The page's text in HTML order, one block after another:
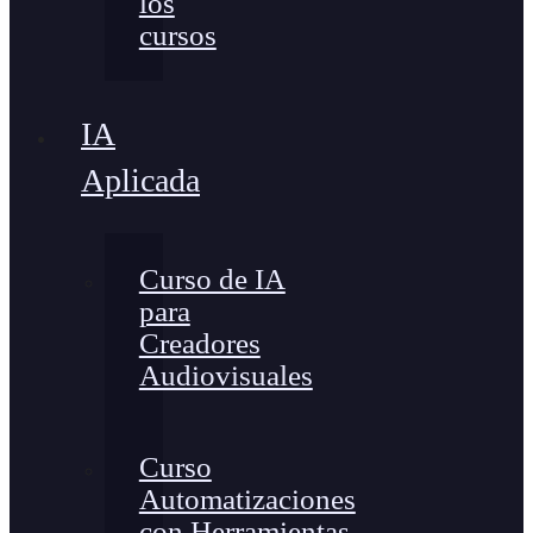
cursos
IA
Aplicada
Curso de IA
para
Creadores
Audiovisuales
Curso
Automatizaciones